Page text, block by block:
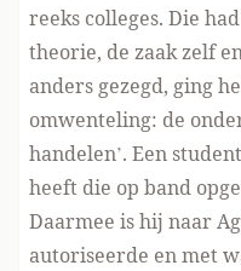
reeks colleges. Die
theorie, de zaak zelf
anders gezegd, ging
omwenteling: de
handelen’. Een
heeft die op band
Daarmee is hij naar
autoriseerde en met